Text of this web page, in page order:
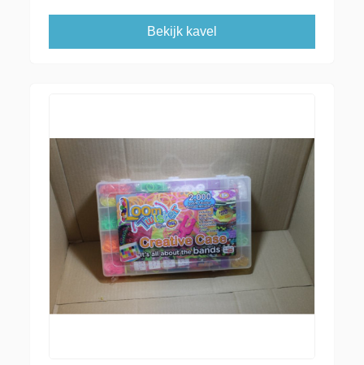
Bekijk kavel